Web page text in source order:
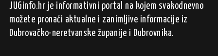
JUGinfo.hr je informativni portal na kojem svakodnevno
možete pronaći aktualne i zanimljive informacije iz
Dubrovačko-neretvanske županije i Dubrovnika.